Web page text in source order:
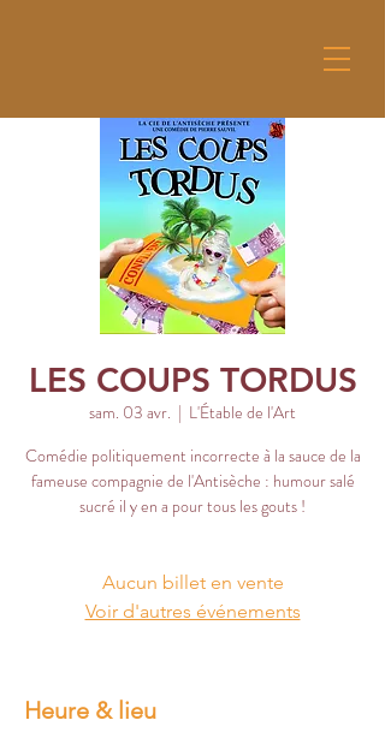
LES COUPS TORDUS
sam. 03 avr.
  |
L'Étable de l'Art
Comédie politiquement incorrecte à la sauce de la
fameuse compagnie de l'Antisèche : humour salé
sucré il y en a pour tous les gouts !
Aucun billet en vente
Voir d'autres événements
Heure & lieu